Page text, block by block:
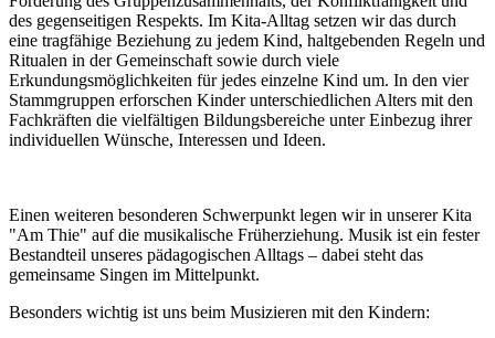
des gegenseitigen Respekts. Im Kita-Alltag setzen wir das durch
eine tragfähige Beziehung zu jedem Kind, haltgebenden Regeln und
Ritualen in der Gemeinschaft sowie durch viele
Erkundungsmöglichkeiten für jedes einzelne Kind um. In den vier
Stammgruppen erforschen Kinder unterschiedlichen Alters mit den
Fachkräften die vielfältigen Bildungsbereiche unter Einbezug ihrer
individuellen Wünsche, Interessen und Ideen.
Einen weiteren besonderen Schwerpunkt legen wir in unserer Kita
"Am Thie" auf die musikalische Früherziehung. Musik ist ein fester
Bestandteil unseres pädagogischen Alltags – dabei steht das
gemeinsame Singen im Mittelpunkt.
Besonders wichtig ist uns beim Musizieren mit den Kindern: